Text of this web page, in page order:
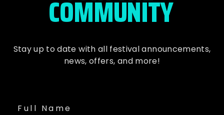
COMMUNITY
Stay up to date with all festivalannouncements,
news, offers, and more!
Full Name